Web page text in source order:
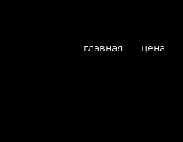
главная цена